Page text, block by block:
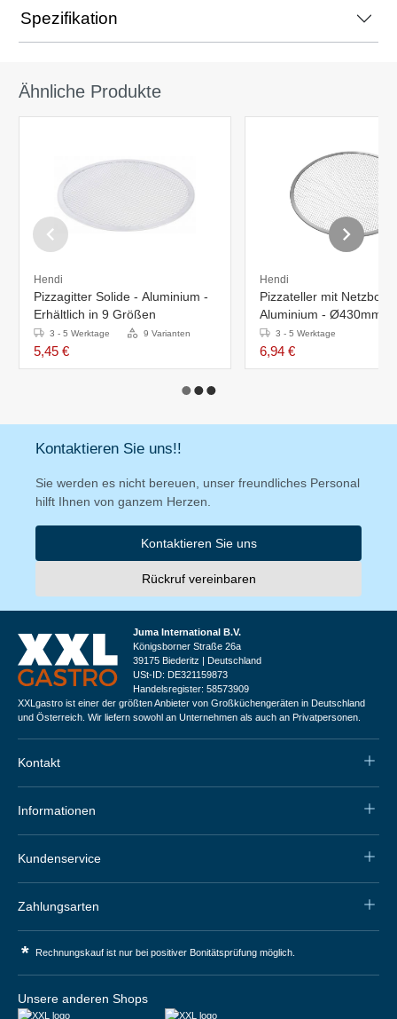
Spezifikation
Ähnliche Produkte
Hendi
Pizzagitter Solide - Aluminium -
Erhältlich in 9 Größen
3 - 5 Werktage 9 Varianten
5,45 €
Hendi
Pizzateller mit
Aluminium - Ø430mm
3 - 5 Werktage
6,94 €
Kontaktieren Sie uns!!
Sie werden es nicht bereuen, unser freundliches Personal
hilft Ihnen von ganzem Herzen.
Kontaktieren Sie uns
Rückruf vereinbaren
Juma International B.V.
Königsborner Straße 26a
39175 Biederitz | Deutschland
USt-ID: DE321159873
Handelsregister: 58573909
XXLgastro ist einer der größten Anbieter von Großküchengeräten in Deutschland
und Österreich. Wir liefern sowohl an Unternehmen als auch an Privatpersonen.
Kontakt
Informationen
Kundenservice
Zahlungsarten
* Rechnungskauf ist nur bei positiver Bonitätsprüfung möglich.
Unsere anderen Shops